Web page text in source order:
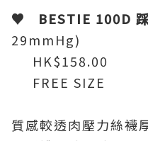
♥ BESTIE 100D
29mmHg)
HK$158.00
FREE SIZE
質感較透肉壓力絲襪